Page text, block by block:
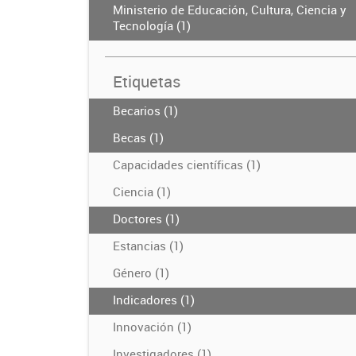
Ministerio de Educación, Cultura, Ciencia y
Tecnología (1)
Etiquetas
Becarios (1)
Becas (1)
Capacidades científicas (1)
Ciencia (1)
Doctores (1)
Estancias (1)
Género (1)
Indicadores (1)
Innovación (1)